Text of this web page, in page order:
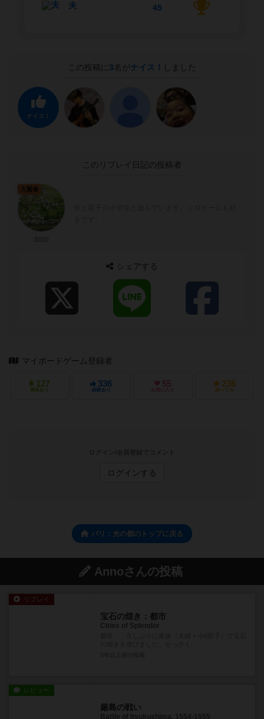
夫 45
この投稿に 3名がナイス！ しました
ナイス！
このリプレイ日記の投稿者
大賢者
シェアする
マイボードゲーム登録者
127
興味あり
336
経験あり
55
お気に入り
236
持ってる
ログイン/会員登録でコメント
ログインする
パリ：光の都のトップに戻る
Annoさんの投稿
リプレイ
宝石の煌き：都市
レビュー
厳島の戦い